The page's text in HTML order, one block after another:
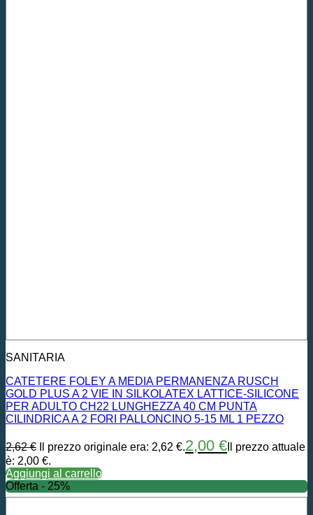
SANITARIA
CATETERE FOLEY A MEDIA PERMANENZA RUSCH
GOLD PLUS A 2 VIE IN SILKOLATEX LATTICE-SILICONE
PER ADULTO CH22 LUNGHEZZA 40 CM PUNTA
CILINDRICA A 2 FORI PALLONCINO 5-15 ML 1 PEZZO
2,62€ Il prezzo originale era: 2,62 €.2,00 € Il prezzo attuale
è: 2,00 €.
Aggiungi al carrello
Offerta - 25%